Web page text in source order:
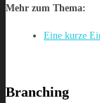
Mehr zum Thema:
Eine kurze
Branching